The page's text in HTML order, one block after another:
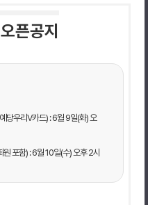
픈공지
당우리V카드) : 6월 9일(화) 오
포함) : 6월 10일(수) 오후 2시